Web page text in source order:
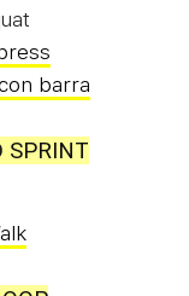
barra
SPRINT